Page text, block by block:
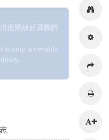
僅開放於國圖館
is only accessible